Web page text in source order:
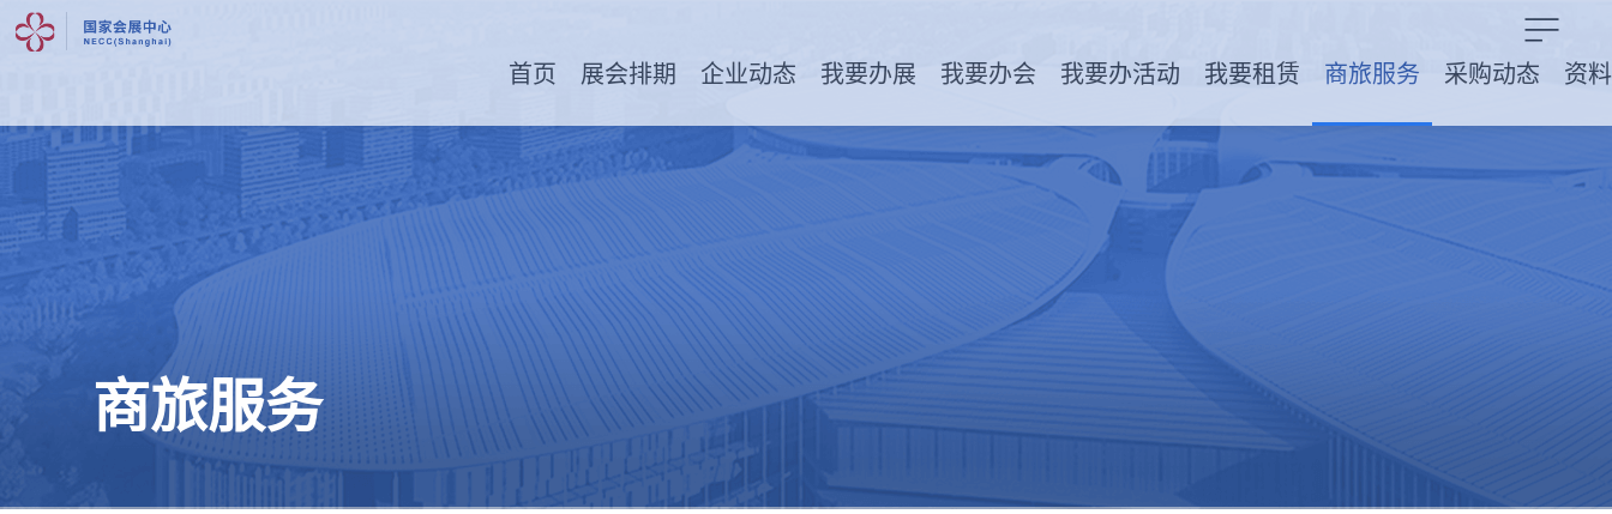
首页 展会排期 企业动态 我要办展 我要办会 我要办活动 我要租赁 商旅服务 采购动态 资
商旅服务